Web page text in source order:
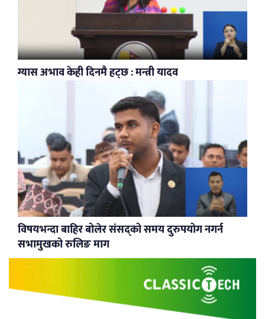
ग्यास अभाव केही दिनमै हट्छ : मन्त्री यादव
विषयभन्दा बाहिर बोलेर संसद्को समय दुरुपयोग नगर्न
सभामुखको रुलिङ माग